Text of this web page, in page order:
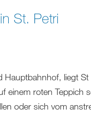
St. Petri
liegt St
einem roten Teppich
oder sich vom